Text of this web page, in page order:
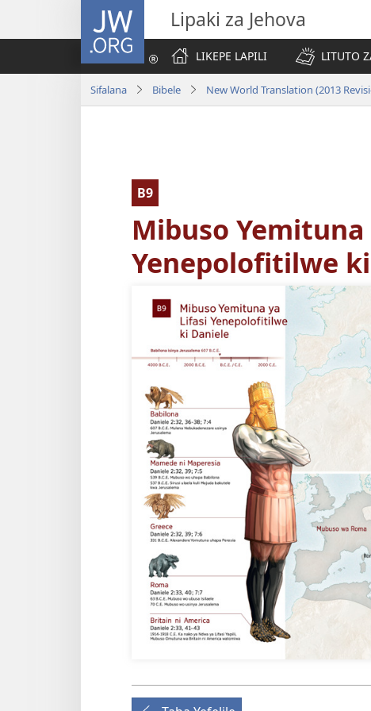
JW.ORG Lipaki za Jehova
LIKEPE LAPILI
LITUTO
Sifalana Bibele New World Translation (2013
B9
Mibuso
Yenepolofitilwe